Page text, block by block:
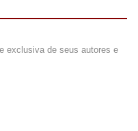
exclusiva de seus autores e